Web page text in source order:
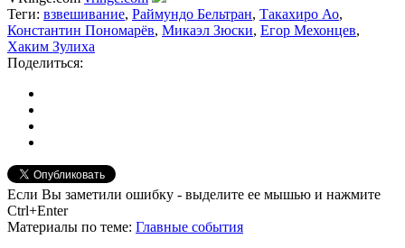
Теги: взвешивание, Раймундо Бельтран, Такахиро Ао,
Константин Пономарёв, Микаэл Зюски, Егор Мехонцев,
Хаким Зулиха
Поделиться:
Если Вы заметили ошибку - выделите ее мышью и нажмите
Ctrl+Enter
Материалы по теме: Главные события